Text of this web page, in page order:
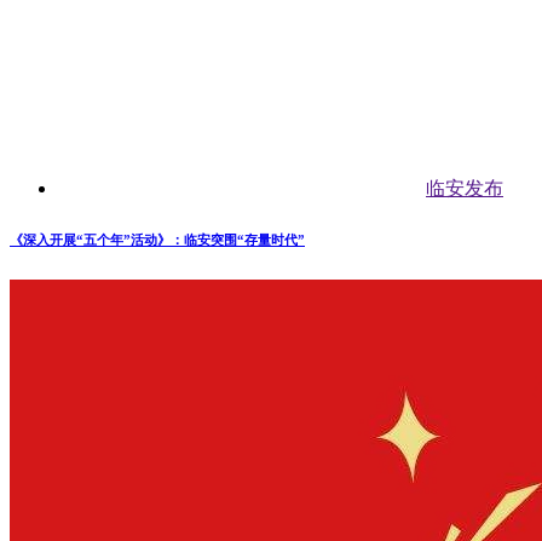
临安发布
《深入开展“五个年”活动》：临安突围“存量时代”